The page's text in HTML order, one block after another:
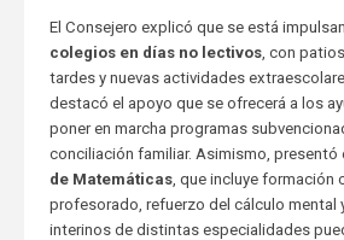
El Consejero explicó que se está
colegios en días no lectivos, con
tardes y nuevas actividades
destacó el apoyo que se ofrecerá a los
poner en marcha programas
conciliación familiar. Asimismo, presentó
de Matemáticas, que incluye formación
profesorado, refuerzo del cálculo mental
interinos de distintas especialidades